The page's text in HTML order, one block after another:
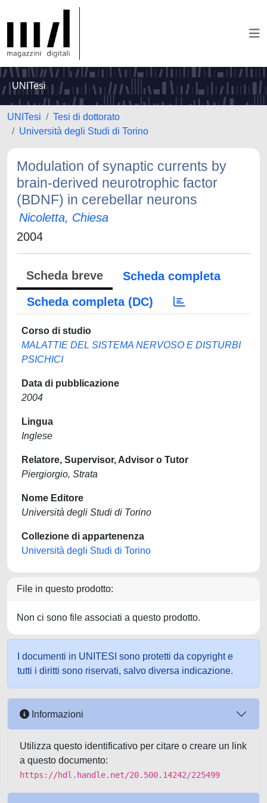
UNITesi
UNITesi
Tesi di dottorato
Università degli Studi di Torino
Modulation of synaptic currents by
brain-derived neurotrophic factor
(BDNF) in cerebellar neurons
Nicoletta, Chiesa
2004
Scheda breve
Scheda completa
Scheda completa (DC)
Corso di studio
MALATTIE DEL SISTEMA NERVOSO E DISTURBI
PSICHICI
Data di pubblicazione
2004
Lingua
Inglese
Relatore, Supervisor, Advisor o Tutor
Piergiorgio, Strata
Nome Editore
Università degli Studi di Torino
Collezione di appartenenza
Università degli Studi di Torino
File in questo prodotto:
Non ci sono file associati a questo prodotto.
I documenti in UNITESI sono protetti da copyright e
tutti i diritti sono riservati, salvo diversa indicazione.
Informazioni
Utilizza questo identificativo per citare o creare un link
a questo documento:
https://hdl.handle.net/20.500.14242/225499